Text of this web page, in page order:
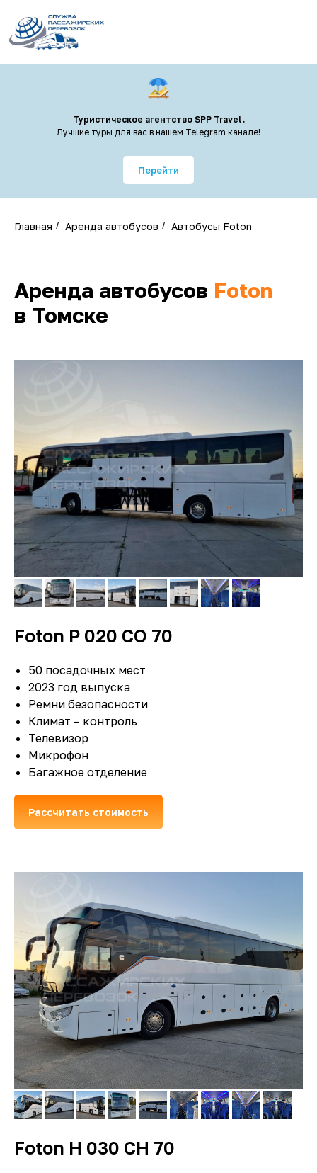
Туристическое агентство SPP Travel.
Лучшие туры для вас в нашем Telegram канале!
Перейти
Главная / Аренда автобусов / Автобусы Foton
Аренда автобусов Foton
в Томске
Foton P 020 СO 70
50 посадочных мест
2023 год выпуска
Ремни безопасности
Климат – контроль
Телевизор
Микрофон
Багажное отделение
Рассчитать стоимость
Foton Н 030 СН 70